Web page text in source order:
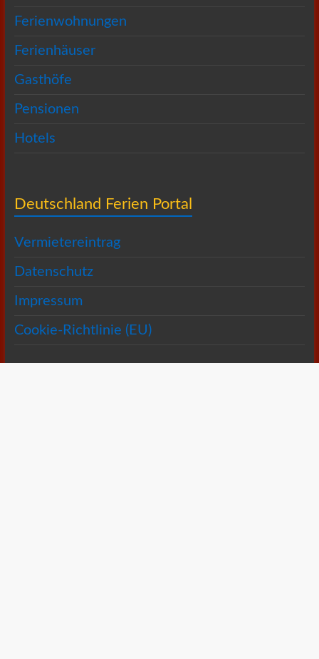
Ferienwohnungen
Ferienhäuser
Gasthöfe
Pensionen
Hotels
Deutschland Ferien Portal
Vermietereintrag
Datenschutz
Impressum
Cookie-Richtlinie (EU)